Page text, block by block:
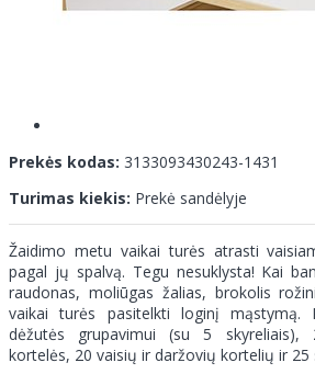
Prekės kodas: 3133093430243-1431
Turimas kiekis: Prekė sandėlyje
Žaidimo metu vaikai turės atrasti
pagal jų spalvą. Tegu nesuklysta! Kai
raudonas, moliūgas žalias, brokolis
vaikai turės pasitelkti loginį mąstymą.
dėžutės grupavimui (su 5 skyreliais),
kortelės, 20 vaisių ir daržovių kortelių ir 25